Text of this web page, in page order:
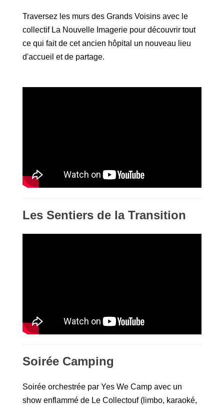
Traversez les murs des Grands Voisins avec le
collectif La Nouvelle Imagerie pour découvrir tout
ce qui fait de cet ancien hôpital un nouveau lieu
d'accueil et de partage.
Les Sentiers de la Transition
Soirée Camping
Soirée orchestrée par Yes We Camp avec un
show enflammé de Le Collectouf (limbo, karaoké,